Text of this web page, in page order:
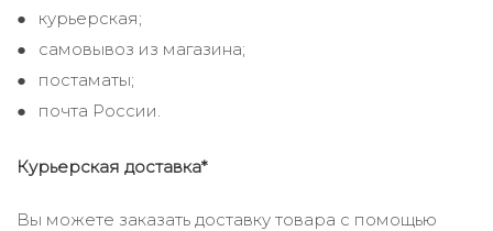
курьерская;
самовывоз из магазина;
постаматы;
почта России.
Курьерская доставка*
Вы можете заказать доставку товара с помощью